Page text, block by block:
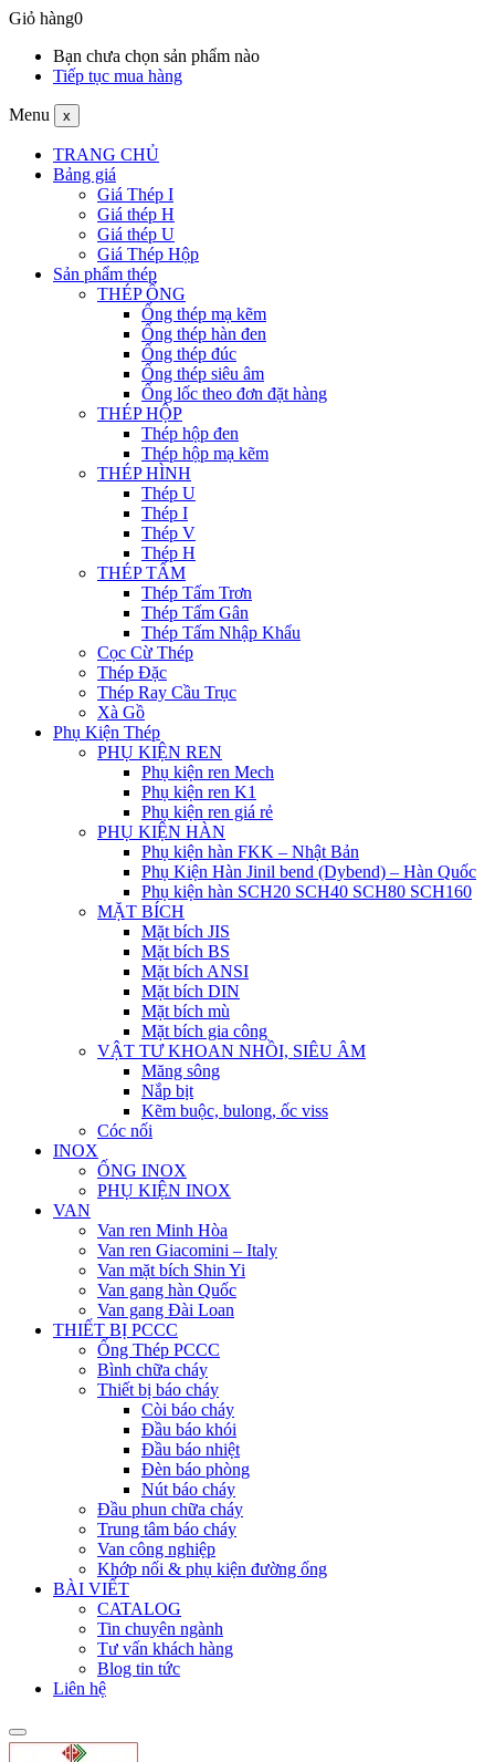
Giỏ hàng0
Bạn chưa chọn sản phẩm nào
Tiếp tục mua hàng
Menu x
TRANG CHỦ
Bảng giá
Giá Thép I
Giá thép H
Giá thép U
Giá Thép Hộp
Sản phẩm thép
THÉP ỐNG
Ống thép mạ kẽm
Ống thép hàn đen
Ống thép đúc
Ống thép siêu âm
Ống lốc theo đơn đặt hàng
THÉP HỘP
Thép hộp đen
Thép hộp mạ kẽm
THÉP HÌNH
Thép U
Thép I
Thép V
Thép H
THÉP TẤM
Thép Tấm Trơn
Thép Tấm Gân
Thép Tấm Nhập Khẩu
Cọc Cừ Thép
Thép Đặc
Thép Ray Cầu Trục
Xà Gồ
Phụ Kiện Thép
PHỤ KIỆN REN
Phụ kiện ren Mech
Phụ kiện ren K1
Phụ kiện ren giá rẻ
PHỤ KIỆN HÀN
Phụ kiện hàn FKK – Nhật Bản
Phụ Kiện Hàn Jinil bend (Dybend) – Hàn Quốc
Phụ kiện hàn SCH20 SCH40 SCH80 SCH160
MẶT BÍCH
Mặt bích JIS
Mặt bích BS
Mặt bích ANSI
Mặt bích DIN
Mặt bích mù
Mặt bích gia công
VẬT TƯ KHOAN NHỒI, SIÊU ÂM
Măng sông
Nắp bịt
Kẽm buộc, bulong, ốc viss
Cóc nối
INOX
ỐNG INOX
PHỤ KIỆN INOX
VAN
Van ren Minh Hòa
Van ren Giacomini – Italy
Van mặt bích Shin Yi
Van gang hàn Quốc
Van gang Đài Loan
THIẾT BỊ PCCC
Ống Thép PCCC
Bình chữa cháy
Thiết bị báo cháy
Còi báo cháy
Đầu báo khói
Đầu báo nhiệt
Đèn báo phòng
Nút báo cháy
Đầu phun chữa cháy
Trung tâm báo cháy
Van công nghiệp
Khớp nối & phụ kiện đường ống
BÀI VIẾT
CATALOG
Tin chuyên ngành
Tư vấn khách hàng
Blog tin tức
Liên hệ